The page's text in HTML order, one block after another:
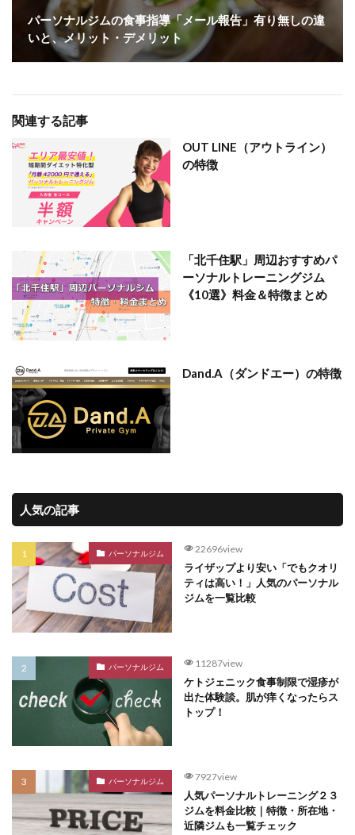
パーソナルジムの食事指導「メール報告」有り無しの違
いと、メリット・デメリット
関連する記事
OUT LINE（アウトライン）
の特徴
「北千住駅」周辺おすすめパ
ーソナルトレーニングジム
《10選》料金＆特徴まとめ
Dand.A（ダンドエー）の特徴
人気の記事
パーソナルジム 22696view
ライザップより安い「でもクオリ
ティは高い！」人気のパーソナル
ジムを一覧比較
パーソナルジム 11287view
ケトジェニック食事制限で湿疹が
出た体験談。肌が痒くなったらス
トップ！
パーソナルジム 7927view
人気パーソナルトレーニング２３
ジムを料金比較｜特徴・所在地・
近隣ジムも一覧チェック